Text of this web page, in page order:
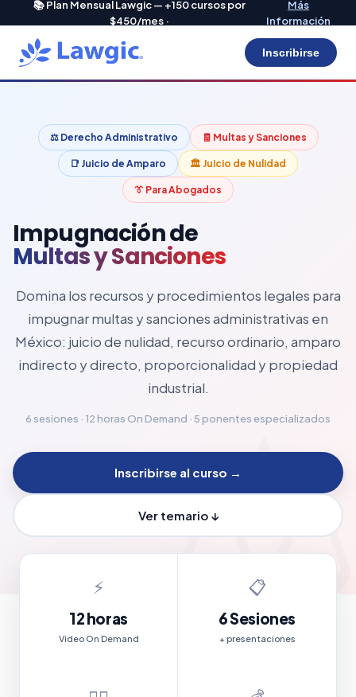
📚 Plan Mensual Lawgic — +150 cursos por
$450/mes ·
Más
Información
Inscribirse
⚖️ Derecho Administrativo 🧾 Multas y Sanciones
📑 Juicio de Amparo 🏛️ Juicio de Nulidad
👔 Para Abogados
Impugnación de
Multas y Sanciones
Domina los recursos y procedimientos legales para
impugnar multas y sanciones administrativas en
México: juicio de nulidad, recurso ordinario, amparo
indirecto y directo, proporcionalidad y propiedad
industrial.
6 sesiones · 12 horas On Demand · 5 ponentes especializados
Inscribirse al curso →
Ver temario ↓
⚡
12 horas
Video On Demand
📋
6 Sesiones
+ presentaciones